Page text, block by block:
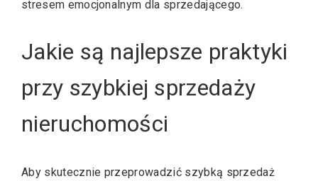
stresem emocjonalnym dla sprzedającego.
Jakie są najlepsze praktyki
przy szybkiej sprzedaży
nieruchomości
Aby skutecznie przeprowadzić szybką sprzedaż